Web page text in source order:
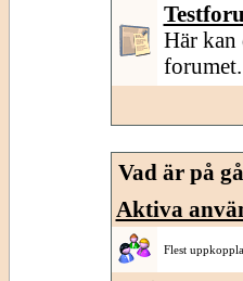
Här
forumet.
Vad är på
Aktiva
Flest